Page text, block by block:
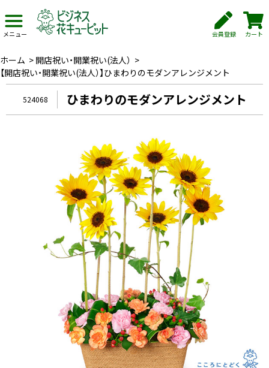
メニュー 会員登録 カート
ホーム > 開店祝い・開業祝い(法人） >
【開店祝い・開業祝い(法人）】ひまわりのモダンアレンジメント
524068 ひまわりのモダンアレンジメント